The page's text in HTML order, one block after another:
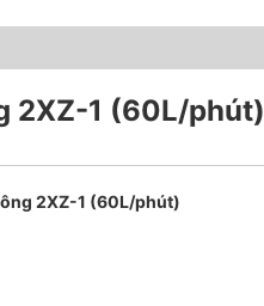
2XZ-1 (60L/phút)
2XZ-1 (60L/phút)